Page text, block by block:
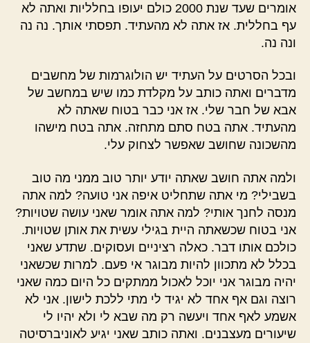
אומרים שעד שנת 2000 כולם יעופו בחלליות ואתה לא
עף בחללית. אז אתה לא מהעתיד. תפסתי אותך. נה נה
ונה נה.
ובכל הסרטים על העתיד יש הולוגרמות של מחשבים
מדברים ואתה כותב על מקלדת כמו שיש במחשב של
אבא של חבר שלי. אז אני כבר בטוח שאתה לא
מהעתיד. אתה בטח סתם מתחזה. אתה בטח מישהו
מהשכונה שחושב שאפשר לצחוק עלי.
ולמה אתה חושב שאתה יודע יותר טוב ממני מה טוב
בשבילי? מי אתה שתחליט איפה אני טועה? למה אתה
מנסה לחנך אותי? למה אתה אומר שאני עושה שטויות?
אני בטוח שכשאתה היית בגילי עשית את אותן שטויות.
כולכם אותו דבר. כאלה רציניים ועסוקים. שתדע שאני
בכלל לא מתכוון להיות מבוגר אי פעם. למרות שכשאני
יהיה מבוגר אני יוכל לאכול ממתקים כל היום כמה שאני
רוצה וגם אף אחד לא יגיד לי מתי ללכת לישון. אני לא
אשמע לאף אחד ויעשה רק מה שבא לי ולא יהיו לי
שיעורים מעצבנים. ואתה כותב שאני יגיע לאוניברסיטה